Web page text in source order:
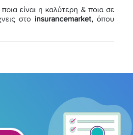
είναι η καλύτερη & ποια σε
στο insurancemarket, όπου